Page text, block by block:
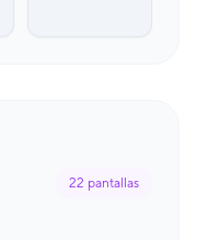
22 pantallas